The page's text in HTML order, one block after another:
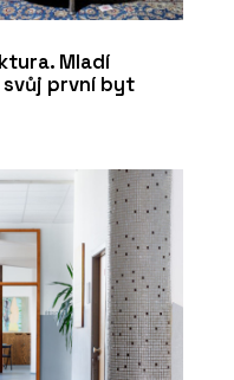
Mladí
první byt